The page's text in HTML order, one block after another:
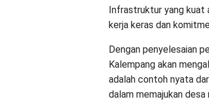
Infrastruktur yang kuat
kerja keras dan
Dengan penyelesaian
Kalempang akan
adalah contoh nyata
dalam memajukan desa